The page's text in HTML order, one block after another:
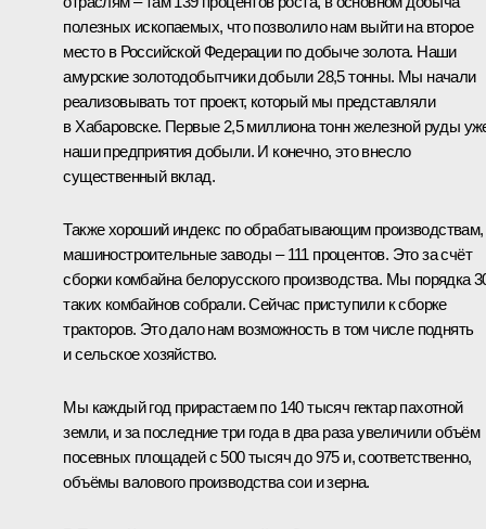
полезных ископаемых, что позволило нам выйти на второе
место в Российской Федерации по добыче золота. Наши
амурские золотодобытчики добыли 28,5 тонны. Мы начали
реализовывать тот проект, который мы представляли
в Хабаровске. Первые 2,5 миллиона тонн железной руды
наши предприятия добыли. И конечно, это внесло
существенный вклад.
Также хороший индекс по обрабатывающим производствам,
машиностроительные заводы – 111 процентов. Это за счёт
сборки комбайна белорусского производства. Мы порядка
таких комбайнов собрали. Сейчас приступили к сборке
тракторов. Это дало нам возможность в том числе поднять
и сельское хозяйство.
Мы каждый год прирастаем по 140 тысяч гектар пахотной
земли, и за последние три года в два раза увеличили объём
посевных площадей с 500 тысяч до 975 и, соответственно,
объёмы валового производства сои и зерна.